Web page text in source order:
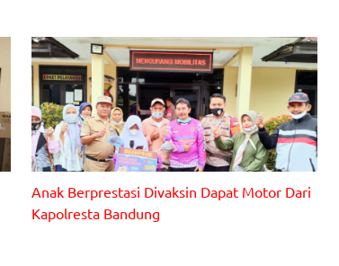
Anak Berprestasi Divaksin Dapat Motor Dari
Kapolresta Bandung